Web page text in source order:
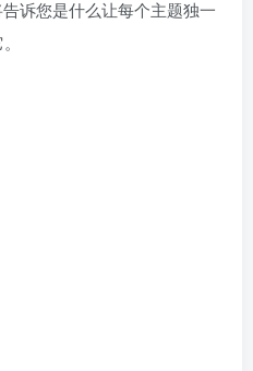
诉您是什么让每个主题独一